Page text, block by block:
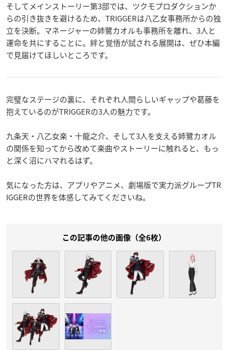
そしてメインストーリー第3部では、ツクモプロダクションか
らの引き抜きを避けるため、TRIGGERは八乙女事務所からの独
立を決断。マネージャーの姉鷺カオルも事務所を離れ、3人と
運命を共にすることに。絆と覚悟が試される展開は、ぜひ本編
で見届けてほしいところです。
完璧なステージの裏に、それぞれ人間らしいギャップや葛藤を
抱えているのがTRIGGERの3人の魅力です。
九条天・八乙女楽・十龍之介、そして3人を支える姉鷺カオル
の関係を知ってから改めて楽曲やストーリーに触れると、もっ
と深く沼にハマれるはず。
気になった方は、アプリやアニメ、劇場版で実力派グループTR
IGGERの世界を体感してみてくださいね。
この記事の他の画像（全6枚）